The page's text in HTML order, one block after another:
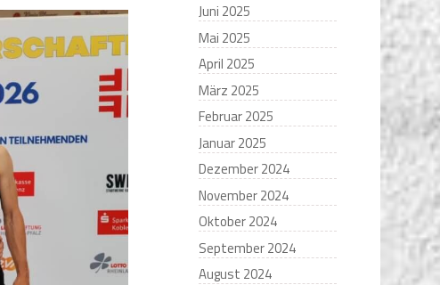
Juni 2025
Mai 2025
April 2025
März 2025
Februar 2025
Januar 2025
Dezember 2024
November 2024
Oktober 2024
September 2024
August 2024